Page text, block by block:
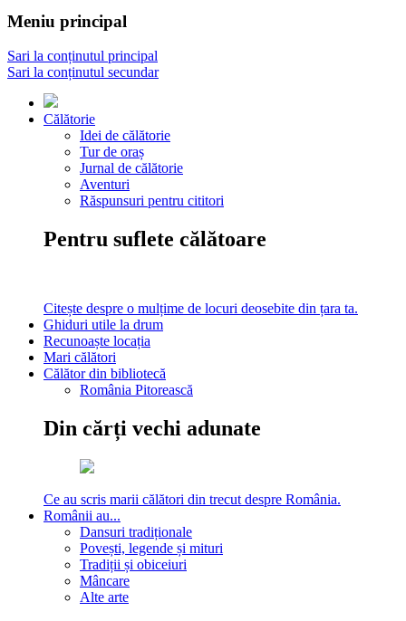
Meniu principal
Sari la conținutul principal
Sari la conținutul secundar
Călătorie
Idei de călătorie
Tur de oraș
Jurnal de călătorie
Aventuri
Răspunsuri pentru cititori
Pentru suflete călătoare
Citește despre o mulțime de locuri deosebite din țara ta.
Ghiduri utile la drum
Recunoaște locația
Mari călători
Călător din bibliotecă
România Pitorească
Din cărți vechi adunate
Ce au scris marii călători din trecut despre România.
Românii au...
Dansuri tradiționale
Povești, legende și mituri
Tradiții și obiceiuri
Mâncare
Alte arte